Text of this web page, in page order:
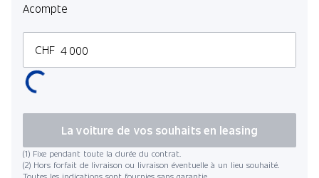
Acompte
CHF
(1) Fixe pendant toute la durée du contrat.
(2) Hors forfait de livraison ou livraison éventuelle à un lieu souhaité.
La voiture de vos souhaits en leasing